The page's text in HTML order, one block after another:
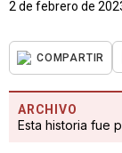
2 de febrero de
COMPARTIR
ARCHIVO
Esta historia fue